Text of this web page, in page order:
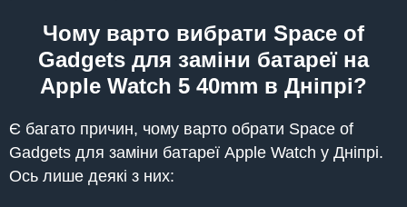
Чому варто вибрати Space of
Gadgets для заміни батареї на
Apple Watch 5 40mm в Дніпрі?
Є багато причин, чому варто обрати Space of
Gadgets для заміни батареї Apple Watch у Дніпрі.
Ось лише деякі з них: